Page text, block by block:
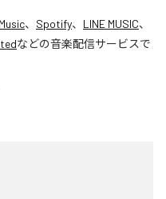
、 Spotify、 LINE MUSIC、
などの音楽配信サービスで